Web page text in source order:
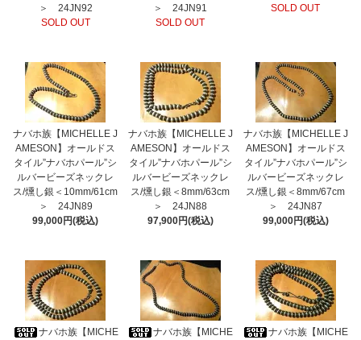
＞ 24JN92
SOLD OUT
＞ 24JN91
SOLD OUT
SOLD OUT
ナバホ族【MICHELLE J
AMESON】オールドス
タイル”ナバホパール”シ
ルバービーズネックレ
ス/燻し銀＜10mm/61cm
＞ 24JN89
99,000円(税込)
ナバホ族【MICHELLE J
AMESON】オールドス
タイル”ナバホパール”シ
ルバービーズネックレ
ス/燻し銀＜8mm/63cm
＞ 24JN88
97,900円(税込)
ナバホ族【MICHELLE J
AMESON】オールドス
タイル”ナバホパール”シ
ルバービーズネックレ
ス/燻し銀＜8mm/67cm
＞ 24JN87
99,000円(税込)
ナバホ族【MICHE
ナバホ族【MICHE
ナバホ族【MICHE